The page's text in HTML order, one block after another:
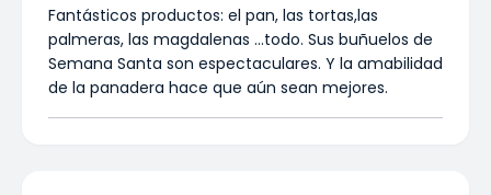
Fantásticos productos: el pan, las tortas,las
palmeras, las magdalenas ...todo. Sus buñuelos de
Semana Santa son espectaculares. Y la amabilidad
de la panadera hace que aún sean mejores.